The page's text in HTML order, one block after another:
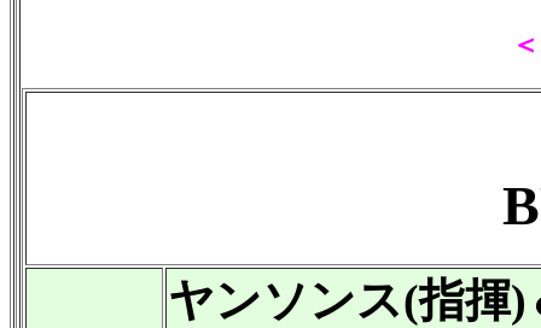
ヤンソンス(指揮